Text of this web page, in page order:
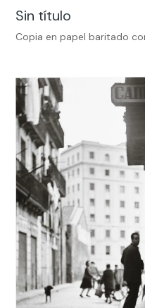
Sin título
Copia en papel baritado